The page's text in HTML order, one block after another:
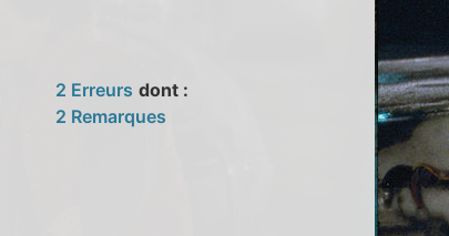
2 Erreurs dont :
2 Remarques